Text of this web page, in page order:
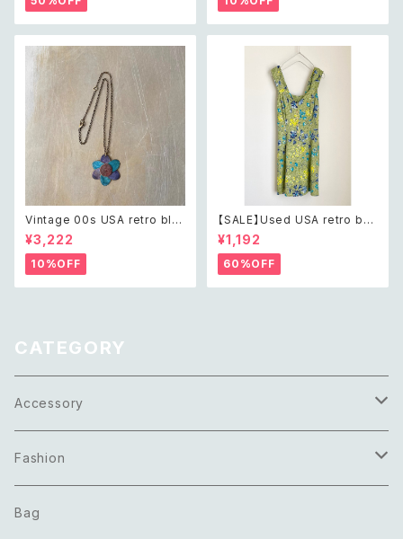
アクセサリー フリーメイソン ブ
ルー エナメル ピン ブローチ
ズ ピアス
Vintage 00s USA retro blu
e painted botanical flower
design necklace レトロ アメ
リカ ヴィンテージ アクセサリー
ブルー ペイント ボタニカル フラ
ワー デザイン ネックレス
¥3,222
10%OFF
【SALE】Used USA retro bot
anical flower salopette sh
ort pants レトロ アメリカ ユー
ズド 古着 ライトグリーン ボタニ
カル フラワー サロペット ショー
トパンツ
¥1,192
60%OFF
CATEGORY
Accessory
Necklace
Pierce
Fashion
Tops
Bag